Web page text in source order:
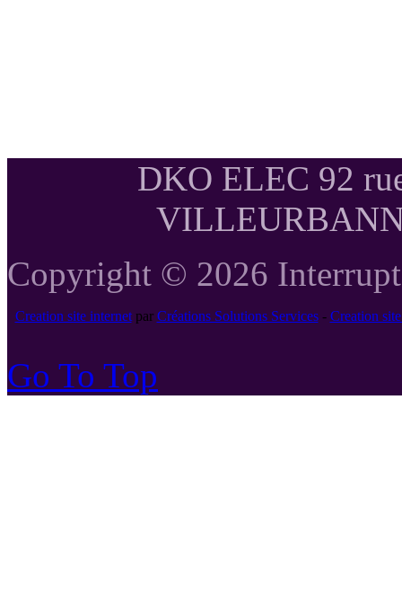
DKO ELEC 92
Copyright © 2026
Creation site internetpar Créations Solutions Services- Creation
Go To Top